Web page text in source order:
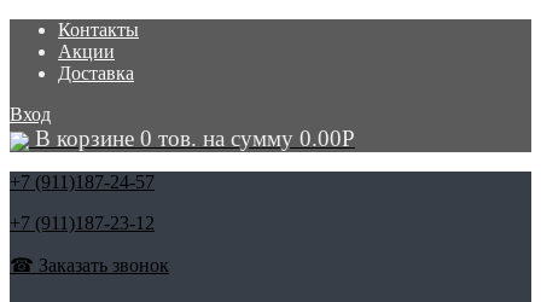
Контакты
Акции
Доставка
Вход
В корзине 0 тов. на сумму 0.00Р
+7 (911)187-24-57
+7 (911)187-23-12
☎ Заказать звонок